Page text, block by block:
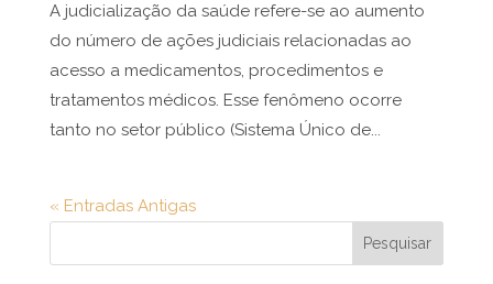
A judicialização da saúde refere-se ao aumento
do número de ações judiciais relacionadas ao
acesso a medicamentos, procedimentos e
tratamentos médicos. Esse fenômeno ocorre
tanto no setor público (Sistema Único de...
« Entradas Antigas
Pesquisar